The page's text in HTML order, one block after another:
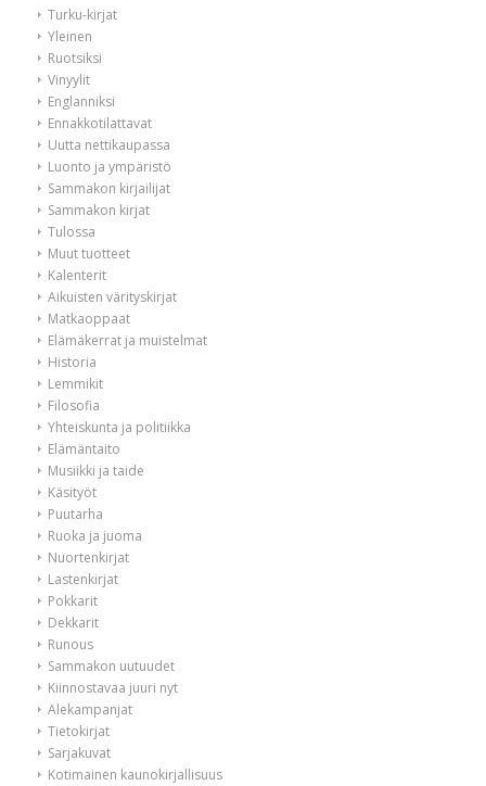
Turku-kirjat
Yleinen
Ruotsiksi
Vinyylit
Englanniksi
Ennakkotilattavat
Uutta nettikaupassa
Luonto ja ympäristö
Sammakon kirjailijat
Sammakon kirjat
Tulossa
Muut tuotteet
Kalenterit
Aikuisten värityskirjat
Matkaoppaat
Elämäkerrat ja muistelmat
Historia
Lemmikit
Filosofia
Yhteiskunta ja politiikka
Elämäntaito
Musiikki ja taide
Käsityöt
Puutarha
Ruoka ja juoma
Nuortenkirjat
Lastenkirjat
Pokkarit
Dekkarit
Runous
Sammakon uutuudet
Kiinnostavaa juuri nyt
Alekampanjat
Tietokirjat
Sarjakuvat
Kotimainen kaunokirjallisuus